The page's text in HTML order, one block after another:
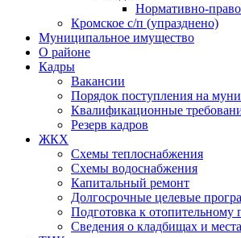
Нормативно-
Кромское с/п (упразднено)
Муниципальное имущество
О районе
Кадры
Вакансии
Порядок поступления на
Квалификационные
Резерв кадров
ЖКХ
Схемы теплоснабжения
Схемы водоснабжения
Капитальный ремонт
Долгосрочные целевые
Подготовка к отопительному
Сведения о кладбищах и